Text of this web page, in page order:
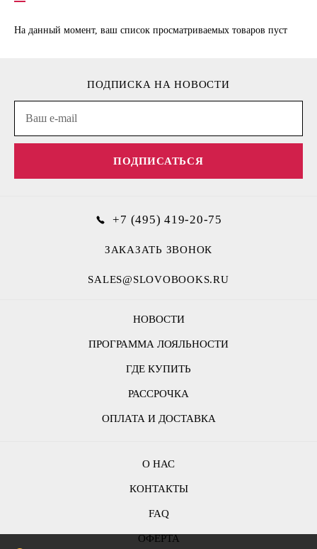
На данный момент, ваш список просматриваемых товаров пуст
НОВОСТИ
ПРОГРАММА ЛОЯЛЬНОСТИ
ГДЕ КУПИТЬ
РАССРОЧКА
ОПЛАТА И ДОСТАВКА
ПОДПИСКА НА НОВОСТИ
ПОДПИСАТЬСЯ
О НАС
КОНТАКТЫ
FAQ
ОФЕРТА
+7 (495) 419-20-75
ЗАКАЗАТЬ ЗВОНОК
SALES@SLOVOBOOKS.RU